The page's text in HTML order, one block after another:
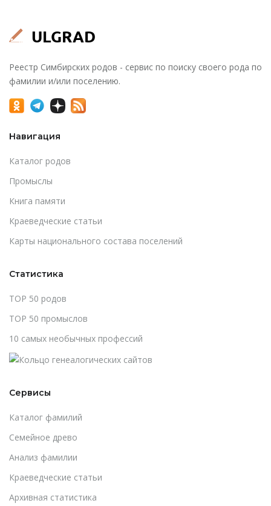
Реестр Симбирских родов - сервис по поиску своего рода по
фамилии и/или поселению.
Навигация
Каталог родов
Промыслы
Книга памяти
Краеведческие статьи
Карты национального состава поселений
Статистика
TOP 50 родов
TOP 50 промыслов
10 самых необычных профессий
Сервисы
Каталог фамилий
Cемейное древо
Анализ фамилии
Краеведческие статьи
Архивная статистика